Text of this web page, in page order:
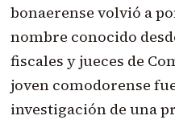
bonaerense volvió a
nombre conocido
fiscales y jueces de
joven comodorense
investigación de una